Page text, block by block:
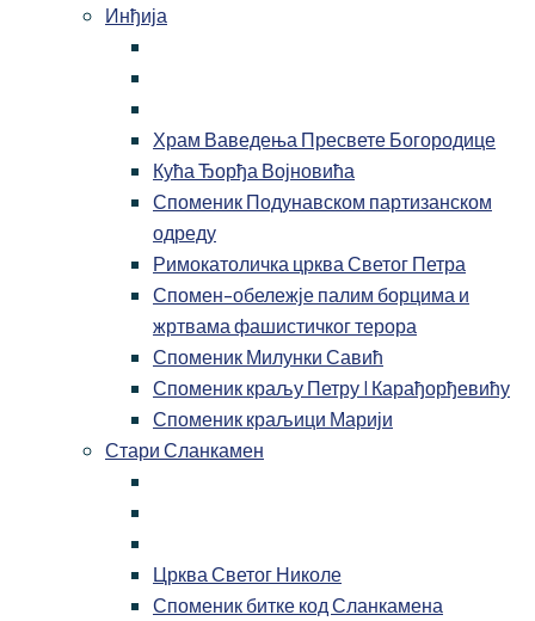
Инђија
Храм Ваведења Пресвете Богородице
Кућа Ђорђа Војновића
Споменик Подунавском партизанском
одреду
Римокатоличка црква Светог Петра
Спомен-обележје палим борцима и
жртвама фашистичког терора
Споменик Милунки Савић
Споменик краљу Петру I Карађорђевићу
Споменик краљици Марији
Стари Сланкамен
Црква Светог Николе
Споменик битке код Сланкамена